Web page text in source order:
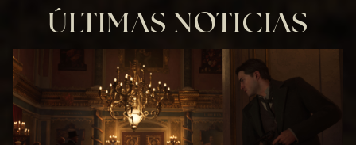
ÚLTIMAS NOTICIAS